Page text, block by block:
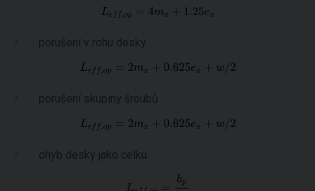
porušení v rohu desky
porušení skupiny šroubů
ohyb desky jako celku